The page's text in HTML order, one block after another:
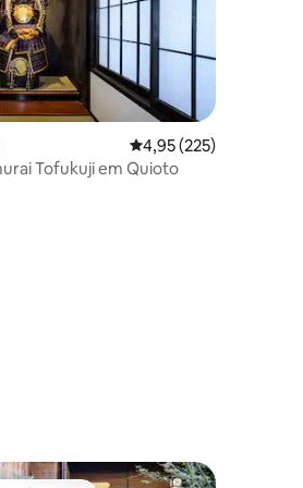
de 5, 125 avaliações
4,95 de uma avaliação
4,95 (225)
Tofukuji em Quioto